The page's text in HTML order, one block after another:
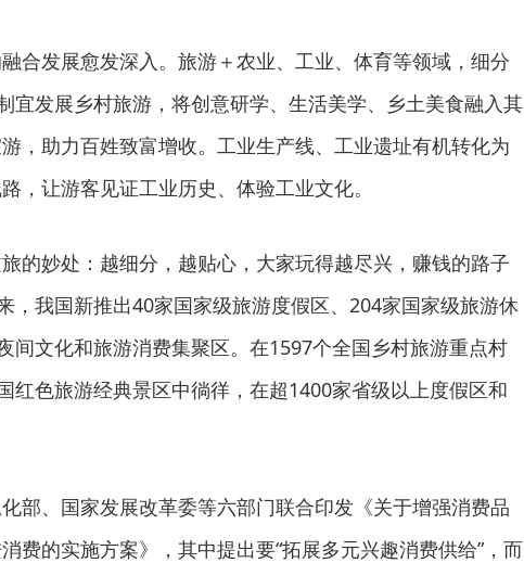
合发展愈发深入。旅游＋农业、工业、体育等领域，细分
宜发展乡村旅游，将创意研学、生活美学、乡土美食融入其
，助力百姓致富增收。工业生产线、工业遗址有机转化为
，让游客见证工业历史、体验工业文化。
的妙处：越细分，越贴心，大家玩得越尽兴，赚钱的路子
，我国新推出40家国家级旅游度假区、204家国家级旅游休
间文化和旅游消费集聚区。在1597个全国乡村旅游重点村
红色旅游经典景区中徜徉，在超1400家省级以上度假区和
部、国家发展改革委等六部门联合印发《关于增强消费品
费的实施方案》，其中提出要“拓展多元兴趣消费供给”，而